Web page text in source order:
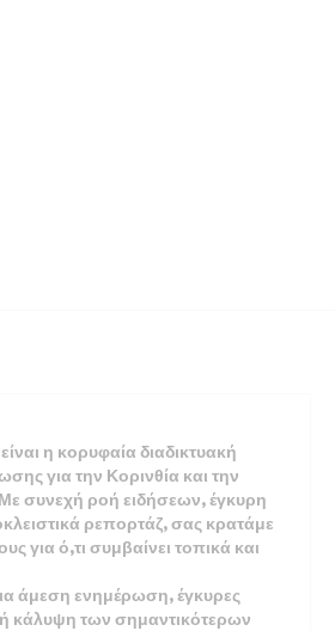
η κορυφαία διαδικτυακή
για την Κορινθία και την
συνεχή ροή ειδήσεων, έγκυρη
ρεπορτάζ, σας κρατάμε
για ό,τι συμβαίνει τοπικά και
άμεση ενημέρωση, έγκυρες
κάλυψη των σημαντικότερων